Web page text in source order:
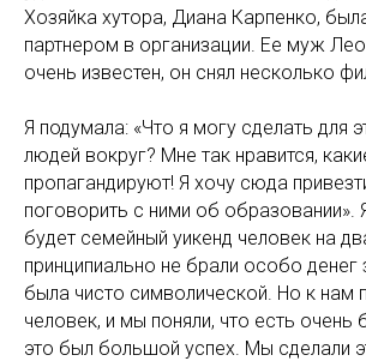
Хозяйка хутора, Диана Карпенко,
партнером в организации. Ее муж
очень известен, он снял несколько
Я подумала: «Что я могу сделать для
людей вокруг? Мне так нравится,
пропагандируют! Я хочу сюда
поговорить с ними об образовании».
будет семейный уикенд человек на
принципиально не брали особо денег
была чисто символической. Но к нам
человек, и мы поняли, что есть очень
это был большой успех. Мы сделали